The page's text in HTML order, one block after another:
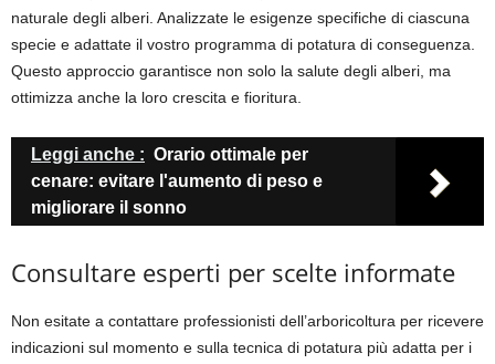
naturale degli alberi. Analizzate le esigenze specifiche di ciascuna
specie e adattate il vostro programma di potatura di conseguenza.
Questo approccio garantisce non solo la salute degli alberi, ma
ottimizza anche la loro crescita e fioritura.
Leggi anche : Orario ottimale per
cenare: evitare l'aumento di peso e
migliorare il sonno
Consultare esperti per scelte informate
Non esitate a contattare professionisti dell’arboricoltura per ricevere
indicazioni sul momento e sulla tecnica di potatura più adatta per i